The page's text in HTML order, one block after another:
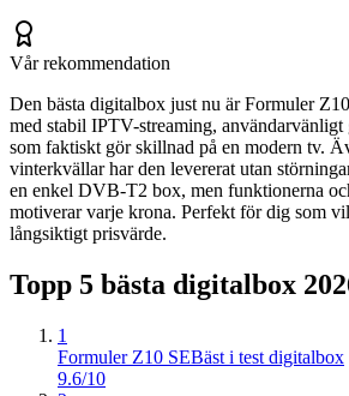
Vår rekommendation
Den bästa digitalbox just nu är Formuler
med stabil IPTV-streaming,
som faktiskt gör skillnad på en modern tv.
vinterkvällar har den levererat utan
en enkel DVB-T2 box, men funktionerna
motiverar varje krona. Perfekt för dig som
långsiktigt prisvärde.
Topp 5 bästa digitalbox
1
Formuler Z10 SEBäst i test digitalbox
9.6/10